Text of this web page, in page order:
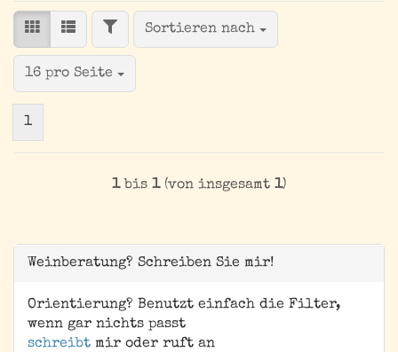
FILTERSortieren nach
Sortieren nach
16 pro Seite
pro Seite
1
1bis 1(von insgesamt 1)
Weinberatung? Schreiben Sie mir!
Orientierung? Benutzt einfach die Filter,
wenn gar nichts passt
schreibt mir oder ruft an